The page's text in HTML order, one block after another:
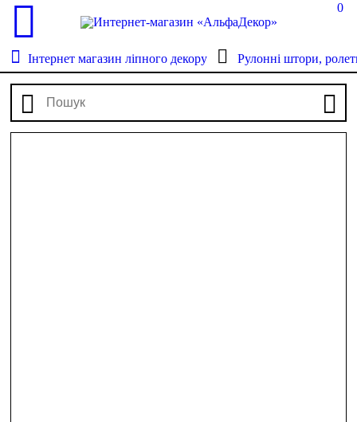
0
Інтернет магазин ліпного декору Рулонні штори,